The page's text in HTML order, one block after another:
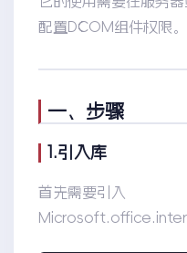
配置DCOM组件权限。
一、步骤
1.引入库
首先需要引入